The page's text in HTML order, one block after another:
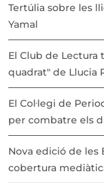
Tertúlia sobre les
Yamal
El Club de
quadrat" de Llucia
El Col·legi de
per combatre els
Nova edició de les
cobertura